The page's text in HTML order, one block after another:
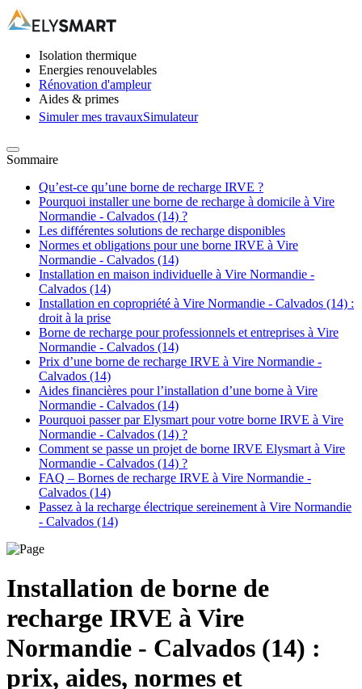
Isolation thermique
Energies renouvelables
Rénovation d'ampleur
Aides & primes
Simuler mes travauxSimulateur
Sommaire
Qu’est-ce qu’une borne de recharge IRVE ?
Pourquoi installer une borne de recharge à domicile à Vire
Normandie - Calvados (14) ?
Les différentes solutions de recharge disponibles
Normes et obligations pour une borne IRVE à Vire
Normandie - Calvados (14)
Installation en maison individuelle à Vire Normandie -
Calvados (14)
Installation en copropriété à Vire Normandie - Calvados (14) :
droit à la prise
Borne de recharge pour professionnels et entreprises à Vire
Normandie - Calvados (14)
Prix d’une borne de recharge IRVE à Vire Normandie -
Calvados (14)
Aides financières pour l’installation d’une borne à Vire
Normandie - Calvados (14)
Pourquoi passer par Elysmart pour votre borne IRVE à Vire
Normandie - Calvados (14) ?
Comment se passe un projet de borne IRVE Elysmart à Vire
Normandie - Calvados (14) ?
FAQ – Bornes de recharge IRVE à Vire Normandie -
Calvados (14)
Passez à la recharge électrique sereinement à Vire Normandie
- Calvados (14)
Installation de borne de
recharge IRVE à Vire
Normandie - Calvados (14) :
prix, aides, normes et